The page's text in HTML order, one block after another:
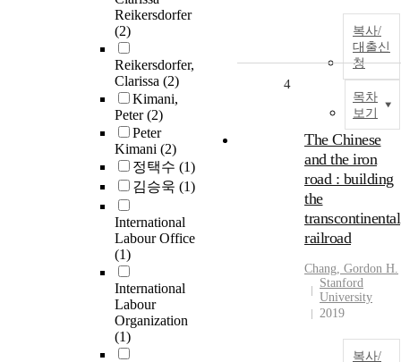
Reikersdorfer
(2)
Reikersdorfer,
Clarissa (2)
Kimani,
Peter(2)
Peter
Kimani (2)
정택수 (1)
김승욱 (1)
International
Labour Office
(1)
International
Labour
Organization
(1)
복사/
대출신
청
목차
보기
4
The Chinese
and the iron
road : building
the
transcontinental
railroad
Chang, Gordon H.
Stanford
University
2019
복사/